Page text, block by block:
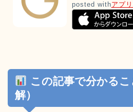
posted withアプ
この記事で分かる
解）